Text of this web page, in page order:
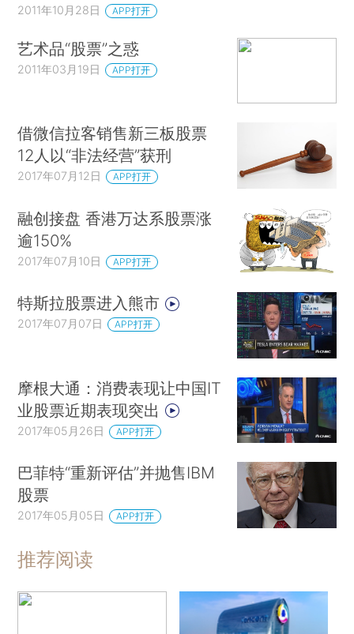
2011年10月28日 APP打开
艺术品“股票”之惑
2011年03月19日 APP打开
借微信拉客销售新三板股票
12人以“非法经营”获刑
2017年07月12日 APP打开
融创接盘 香港万达系股票涨
逾150%
2017年07月10日 APP打开
特斯拉股票进入熊市
2017年07月07日 APP打开
摩根大通：消费表现让中国IT
业股票近期表现突出
2017年05月26日 APP打开
巴菲特“重新评估”并抛售IBM
股票
2017年05月05日 APP打开
推荐阅读